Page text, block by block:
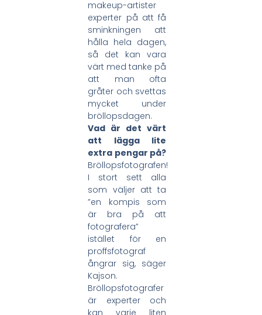
makeup-artister
experter på att få
sminkningen att
hålla hela dagen,
så det kan vara
värt med tanke på
att man ofta
gråter och svettas
mycket under
bröllopsdagen.
Vad är det värt
att lägga lite
extra pengar på?
Bröllopsfotografen!
I stort sett alla
som väljer att ta
”en kompis som
är bra på att
fotografera”
istället för en
proffsfotograf
ångrar sig, säger
Kajson.
Bröllopsfotografer
är experter och
kan varje liten